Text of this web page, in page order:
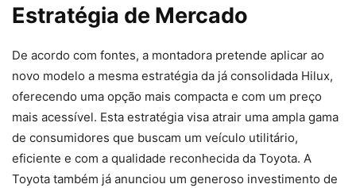
Estratégia de Mercado
De acordo com fontes, a montadora pretende aplicar ao
novo modelo a mesma estratégia da já consolidada Hilux,
oferecendo uma opção mais compacta e com um preço
mais acessível. Esta estratégia visa atrair uma ampla gama
de consumidores que buscam um veículo utilitário,
eficiente e com a qualidade reconhecida da Toyota. A
Toyota também já anunciou um generoso investimento de